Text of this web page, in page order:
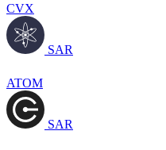
CVX
SAR
ATOM
SAR